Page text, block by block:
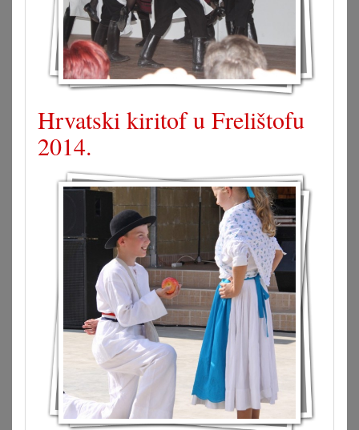
Hrvatski kiritof u Frelištofu
2014.